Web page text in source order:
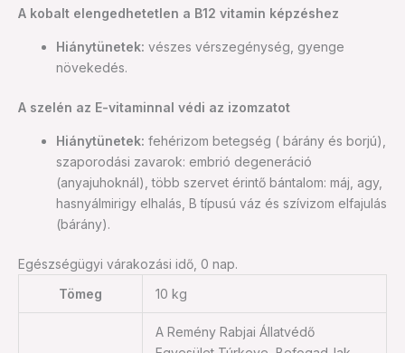
A kobalt elengedhetetlen a B12 vitamin képzéshez
Hiánytünetek: vészes vérszegénység, gyenge
növekedés.
A szelén az E-vitaminnal védi az izomzatot
Hiánytünetek: fehérizom betegség ( bárány és borjú),
szaporodási zavarok: embrió degeneráció
(anyajuhoknál), több szervet érintő bántalom: máj, agy,
hasnyálmirigy elhalás, B típusú váz és szívizom elfajulás
(bárány).
Egészségügyi várakozási idő, 0 nap.
Tömeg
10 kg
A Remény Rabjai Állatvédő